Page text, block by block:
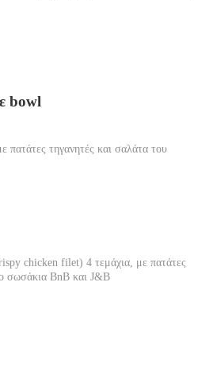
bowl
πατάτες τηγανητές και σαλάτα του
chicken filet) 4 τεμάχια, με πατάτες
σωσάκια BnB και J&B